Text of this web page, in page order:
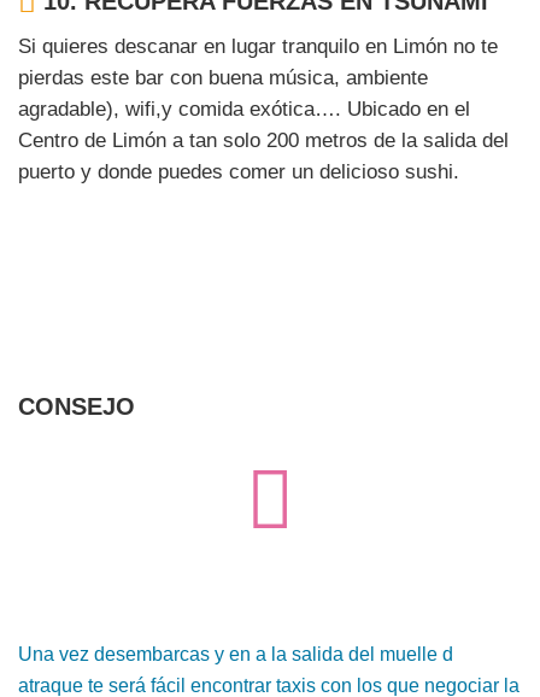
Si quieres descanar en lugar tranquilo en Limón no te
pierdas este bar con buena música, ambiente
agradable), wifi,y comida exótica…. Ubicado en el
Centro de Limón a tan solo 200 metros de la salida del
puerto y donde puedes comer un delicioso sushi.
CONSEJO
Una vez desembarcas y en a la salida del muelle d
atraque te será fácil encontrar taxis con los que negociar la